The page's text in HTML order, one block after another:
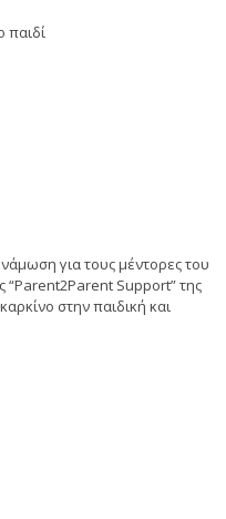
παιδί
για τους μέντορες του
“Parent2Parent Support” της
στην παιδική και